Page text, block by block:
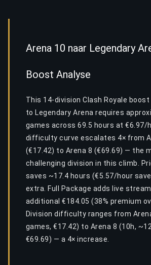
Arena 10 naar Legendary
Boost Analyse
This 14-division Clash Royale
to Legendary Arena requires
games across 69.5 hours at €6.97/
difficulty curve escalates 4× from
(€17.42) to Arena 8 (€69.69) — the
challenging division in this climb.
saves ~17.4 hours (€5.57/hour
extra. Full Package adds live
additional €184.05 (38% premium
Division difficulty ranges from
games, €17.42) to Arena 8 (10h,
€69.69) — a 4× increase.